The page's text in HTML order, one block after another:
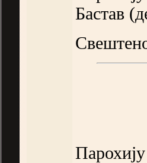
Бастав